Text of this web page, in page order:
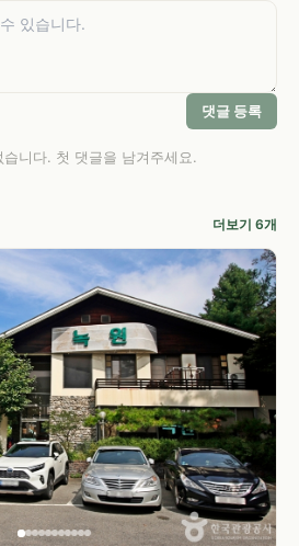
댓글 등록
니다. 첫 댓글을 남겨주세요.
더보기 6개